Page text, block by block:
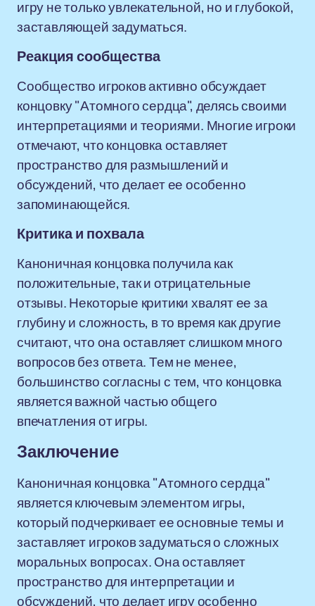
игру не только увлекательной, но и глубокой,
заставляющей задуматься.
Реакция сообщества
Сообщество игроков активно обсуждает
концовку "Атомного сердца", делясь своими
интерпретациями и теориями. Многие игроки
отмечают, что концовка оставляет
пространство для размышлений и
обсуждений, что делает ее особенно
запоминающейся.
Критика и похвала
Каноничная концовка получила как
положительные, так и отрицательные
отзывы. Некоторые критики хвалят ее за
глубину и сложность, в то время как другие
считают, что она оставляет слишком много
вопросов без ответа. Тем не менее,
большинство согласны с тем, что концовка
является важной частью общего
впечатления от игры.
Заключение
Каноничная концовка "Атомного сердца"
является ключевым элементом игры,
который подчеркивает ее основные темы и
заставляет игроков задуматься о сложных
моральных вопросах. Она оставляет
пространство для интерпретации и
обсуждений, что делает игру особенно